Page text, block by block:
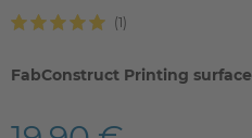
FabConstruct Printing surface